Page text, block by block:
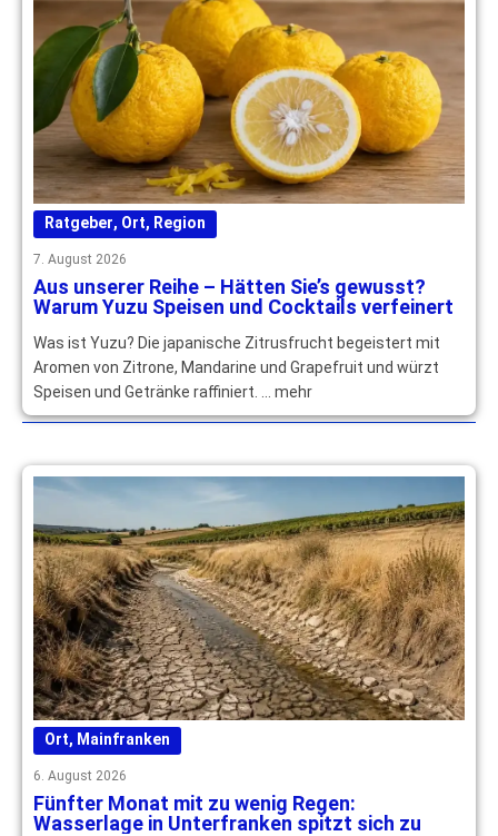
Ratgeber, Ort, Region
7. August 2026
Aus unserer Reihe – Hätten Sie’s gewusst?
Warum Yuzu Speisen und Cocktails verfeinert
Was ist Yuzu? Die japanische Zitrusfrucht begeistert mit
Aromen von Zitrone, Mandarine und Grapefruit und würzt
Speisen und Getränke raffiniert. … mehr
Ort, Mainfranken
6. August 2026
Fünfter Monat mit zu wenig Regen:
Wasserlage in Unterfranken spitzt sich zu